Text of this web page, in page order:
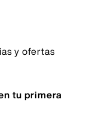
y ofertas
tu primera